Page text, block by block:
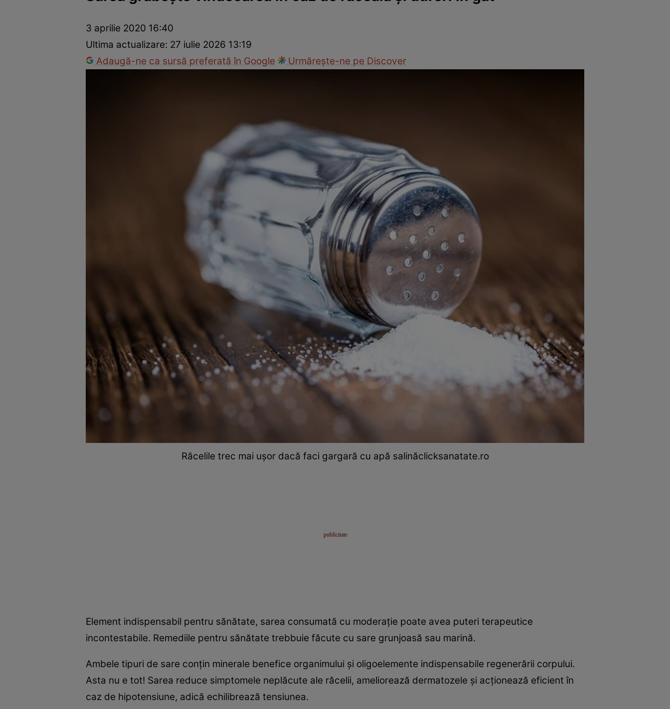
Prevenție și tratament Remedii naturisteMedicii răspund
3 aprilie 2020 16:40
Ultima actualizare: 27 iulie 2026 13:19
Adaugă-ne ca sursă preferată în Google
Urmărește-ne pe Discover
Răcelile trec mai uşor dacă faci gargară cu apă salinăclicksanatate.ro
Element indispensabil pentru sănătate, sarea consumată cu moderaţie poate avea puteri terapeutice
incontestabile. Remediile pentru sănătate trebbuie făcute cu sare grunjoasă sau marină.
Ambele tipuri de sare conţin minerale benefice organimului şi oligoelemente indispensabile regenerării corpului.
Asta nu e tot! Sarea reduce simptomele neplăcute ale răcelii, ameliorează dermatozele şi acţionează eficient în
caz de hipotensiune, adică echilibrează tensiunea.